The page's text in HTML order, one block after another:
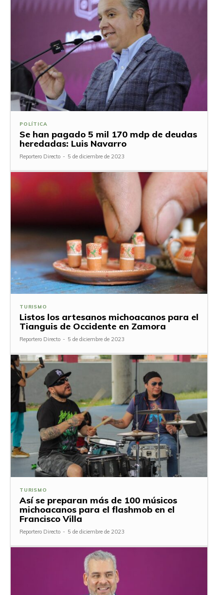
POLÍTICA
Se han pagado 5 mil 170 mdp de deudas
heredadas: Luis Navarro
Reportero Directo - 5 de diciembre de 2023
TURISMO
Listos los artesanos michoacanos para el
Tianguis de Occidente en Zamora
Reportero Directo - 5 de diciembre de 2023
TURISMO
Así se preparan más de 100 músicos
michoacanos para el flashmob en el
Francisco Villa
Reportero Directo - 5 de diciembre de 2023